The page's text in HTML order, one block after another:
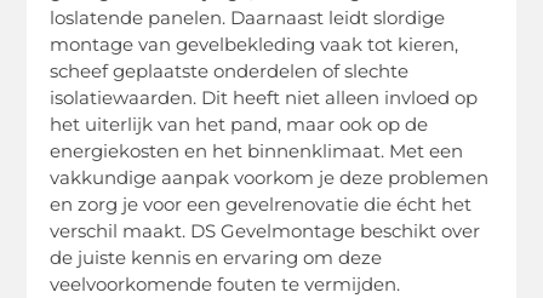
loslatende panelen. Daarnaast leidt slordige
montage van gevelbekleding vaak tot kieren,
scheef geplaatste onderdelen of slechte
isolatiewaarden. Dit heeft niet alleen invloed op
het uiterlijk van het pand, maar ook op de
energiekosten en het binnenklimaat. Met een
vakkundige aanpak voorkom je deze problemen
en zorg je voor een gevelrenovatie die écht het
verschil maakt. DS Gevelmontage beschikt over
de juiste kennis en ervaring om deze
veelvoorkomende fouten te vermijden.